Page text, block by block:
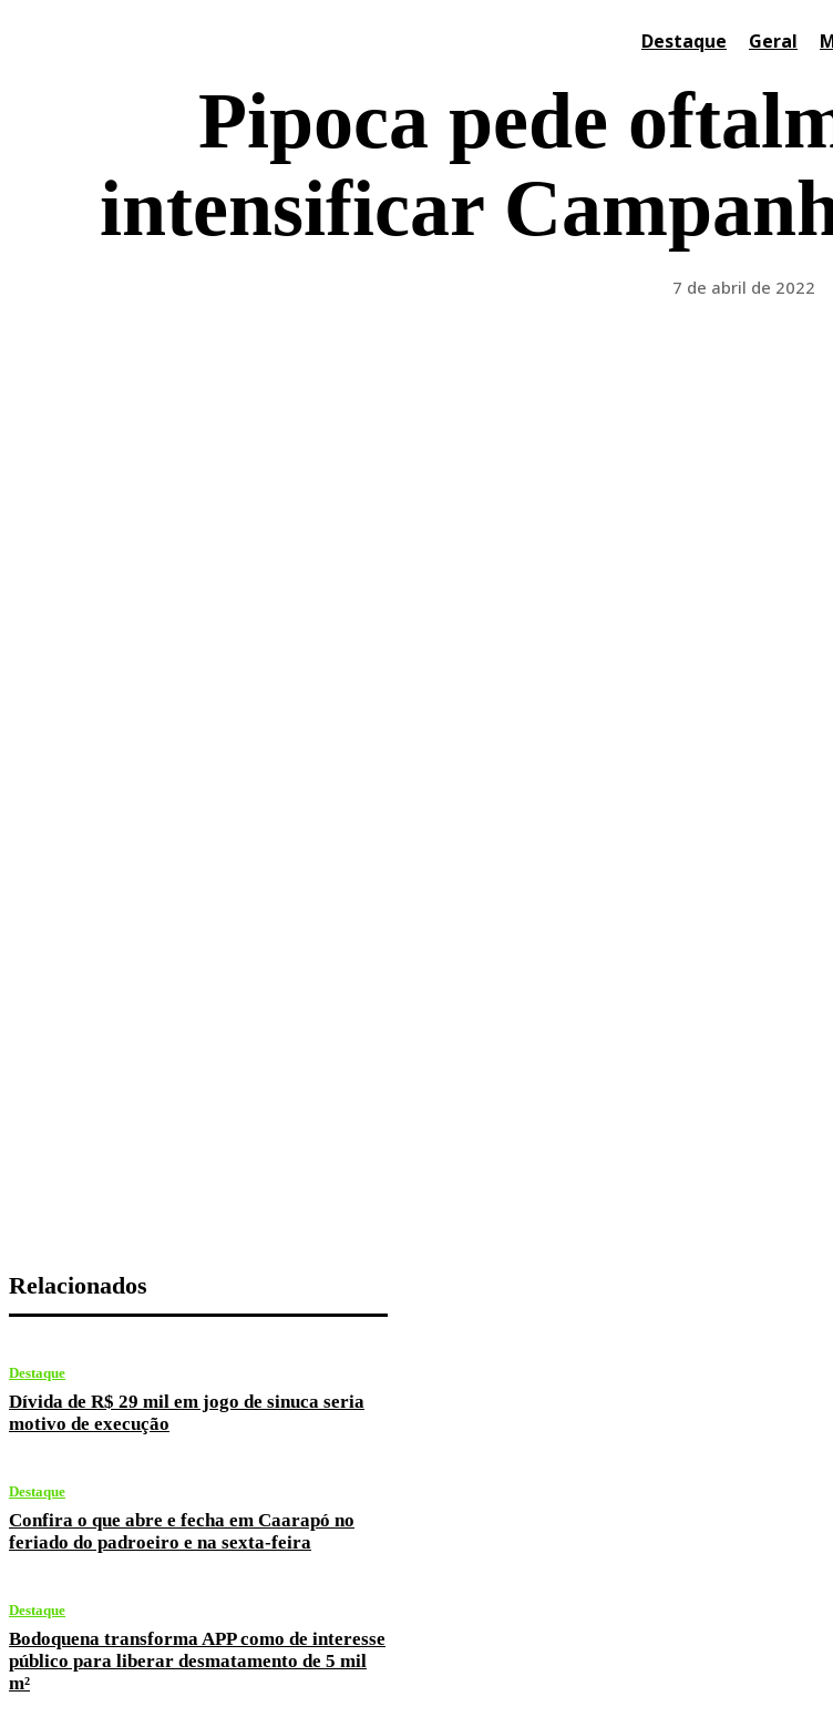
Destaque Geral
Pipoca pede
intensificar
7 de abril de 2022
Relacionados
Destaque
Dívida de R$ 29 mil em jogo de sinuca seria
motivo de execução
Destaque
Confira o que abre e fecha em Caarapó no
feriado do padroeiro e na sexta-feira
Destaque
Bodoquena transforma APP como de interesse
público para liberar desmatamento de 5 mil
m²